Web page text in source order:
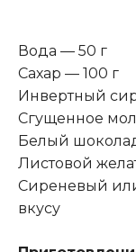
Вода — 50 г
Сахар — 100 г
Инвертный
Сгущенное
Белый
Листовой
Сиреневый
вкусу